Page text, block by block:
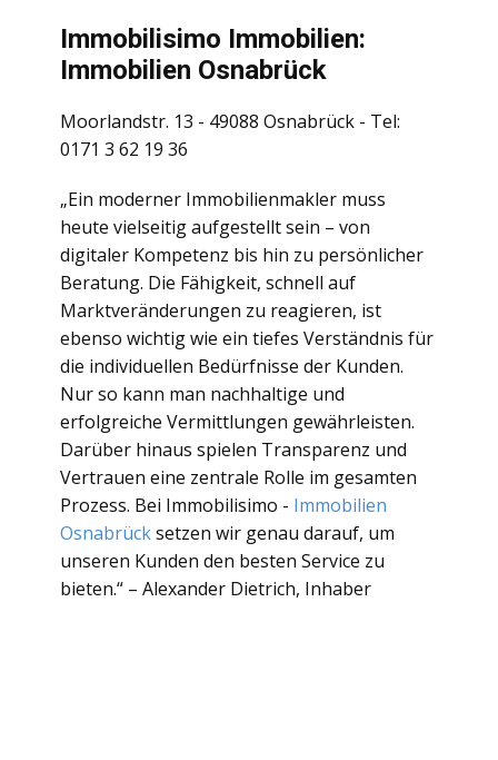
Immobilisimo Immobilien:
Immobilien Osnabrück
Moorlandstr. 13 - 49088 Osnabrück - Tel:
0171 3 62 19 36
„Ein moderner Immobilienmakler muss
heute vielseitig aufgestellt sein – von
digitaler Kompetenz bis hin zu persönlicher
Beratung. Die Fähigkeit, schnell auf
Marktveränderungen zu reagieren, ist
ebenso wichtig wie ein tiefes Verständnis für
die individuellen Bedürfnisse der Kunden.
Nur so kann man nachhaltige und
erfolgreiche Vermittlungen gewährleisten.
Darüber hinaus spielen Transparenz und
Vertrauen eine zentrale Rolle im gesamten
Prozess. Bei Immobilisimo - Immobilien
Osnabrücksetzen wir genau darauf, um
unseren Kunden den besten Service zu
bieten.“ – Alexander Dietrich, Inhaber